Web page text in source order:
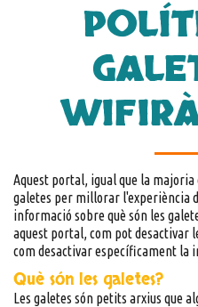
Aquest portal, igual que la
galetes per millorar l'experiència
informació sobre què són les
aquest portal, com pot desactivar
com desactivar específicament la
Què són les galetes?
Les galetes són petits arxius que